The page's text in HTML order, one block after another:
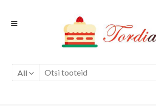
Skip
Skip
All